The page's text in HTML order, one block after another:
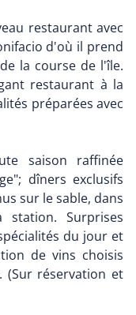
restaurant avec
d'où il prend
la course de l'île.
restaurant à la
préparées avec
saison raffinée
dîners exclusifs
sur le sable, dans
Surprises
du jour et
de vins choisis
(Sur réservation et